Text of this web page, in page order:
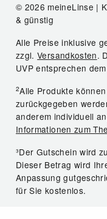
© 2026 meineLinse |
& günstig
Alle Preise inklusive
zzgl.Versandkosten.
UVP entsprechen
2Alle Produkte
zurückgegeben
anderem individuell
Informationen zum
³Der Gutschein wird
Dieser Betrag wird
Anpassung
für Sie kostenlos.